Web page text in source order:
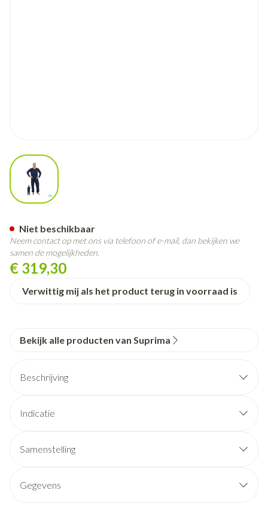
View larger image
€ 319,30
Verwittig mij als het product terug in voorraad is
Niet beschikbaar
Neem contact op met ons via telefoon of e-mail, dan bekijken we
samen de mogelijkheden.
Bekijk alle producten van Suprima
Beschrijving
Indicatie
Samenstelling
Gegevens